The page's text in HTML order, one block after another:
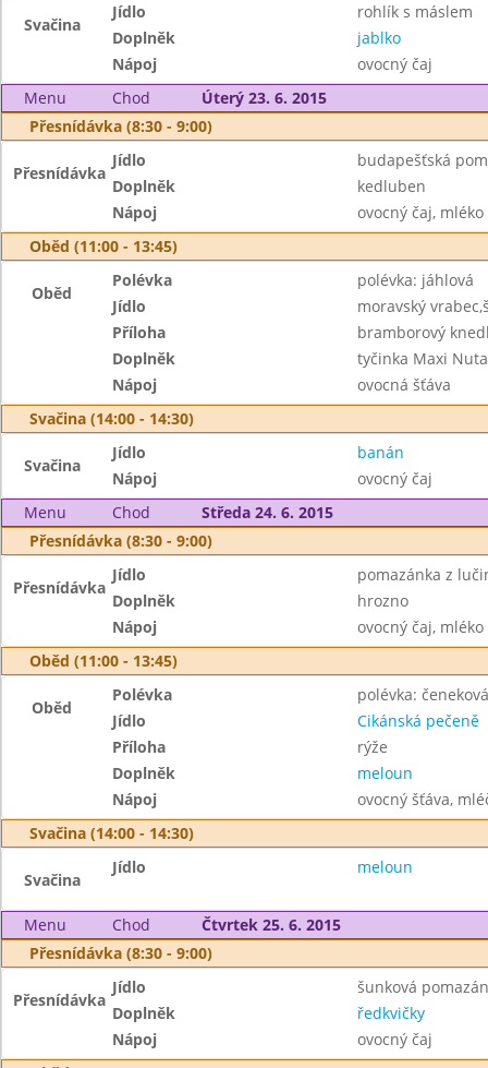
Svačina
Jídlo
rohlík s máslem
Doplněk
jablko
Nápoj
ovocný čaj
Menu
Chod
Úterý 23. 6. 2015
Přesnídávka (8:30 - 9:00)
Přesnídávka
Jídlo
budapešťská
Doplněk
kedluben
Nápoj
ovocný čaj, mléko
Oběd (11:00 - 13:45)
Oběd
Polévka
polévka: jáhlová
Jídlo
moravský
Příloha
bramborový
Doplněk
tyčinka Maxi Nuta
Nápoj
ovocná šťáva
Svačina (14:00 - 14:30)
Svačina
Jídlo
banán
Nápoj
ovocný čaj
Menu
Chod
Středa 24. 6. 2015
Přesnídávka (8:30 - 9:00)
Přesnídávka
Jídlo
pomazánka z
Doplněk
hrozno
Nápoj
ovocný čaj, mléko
Oběd (11:00 - 13:45)
Oběd
Polévka
polévka:
Jídlo
Cikánská pečeně
Příloha
rýže
Doplněk
meloun
Nápoj
ovocný šťáva,
Svačina (14:00 - 14:30)
Svačina
Jídlo meloun
Menu Chod
Čtvrtek 25. 6. 2015
Přesnídávka (8:30 - 9:00)
Přesnídávka
Jídlo
šunková
Doplněk
ředkvičky
Nápoj
ovocný čaj